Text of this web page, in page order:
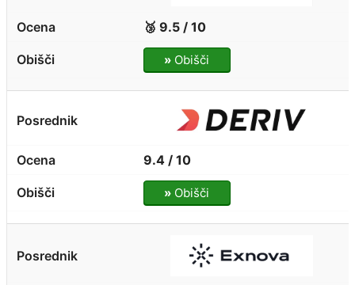
🥉 9.5 / 10
» Obišči
9.4 / 10
» Obišči